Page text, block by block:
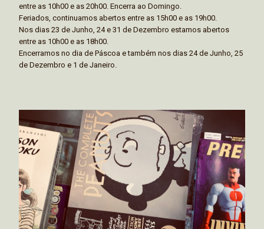
entre as 10h00 e as 20h00. Encerra ao Domingo.
Feriados, continuamos abertos entre as 15h00 e as 19h00.
Nos dias 23 de Junho, 24 e 31 de Dezembro estamos abertos
entre as 10h00 e as 18h00.
Encerramos no dia de Páscoa e também nos dias 24 de Junho, 25
de Dezembro e 1 de Janeiro.